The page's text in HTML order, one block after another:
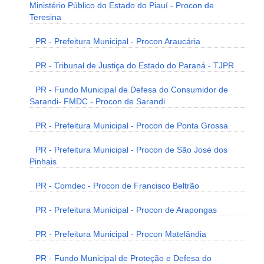
Ministério Público do Estado do Piauí - Procon de
Teresina
PR - Prefeitura Municipal - Procon Araucária
PR - Tribunal de Justiça do Estado do Paraná - TJPR
PR - Fundo Municipal de Defesa do Consumidor de
Sarandi- FMDC - Procon de Sarandi
PR - Prefeitura Municipal - Procon de Ponta Grossa
PR - Prefeitura Municipal - Procon de São José dos
Pinhais
PR - Comdec - Procon de Francisco Beltrão
PR - Prefeitura Municipal - Procon de Arapongas
PR - Prefeitura Municipal - Procon Matelândia
PR - Fundo Municipal de Proteção e Defesa do